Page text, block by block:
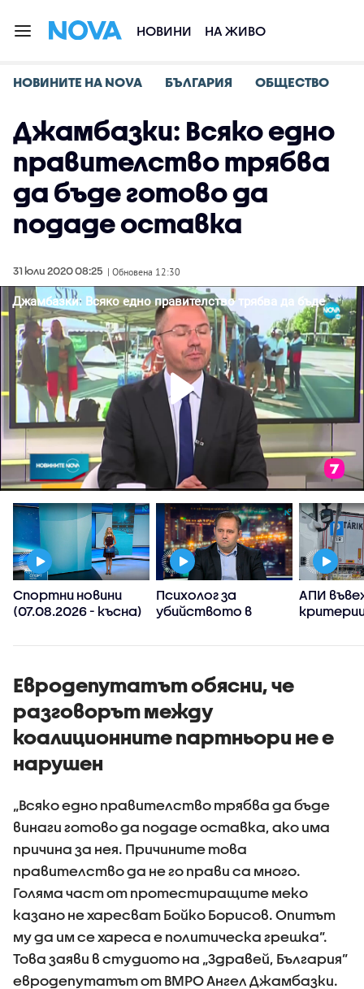
НОВИНИ НА ЖИВО
НОВИНИТЕ НА NOVA БЪЛГАРИЯ ОБЩЕСТВО
Джамбазки: Всяко едно
правителство трябва
да бъде готово да
подаде оставка
31 юли 2020 08:25 | Обновена 12:30
Спортни новини
(07.08.2026 - късна)
Психолог за
убийството в
Възрастните
примерите за
агресивно
поведение
АПИ
Евродепутатът обясни, че
разговорът между
коалиционните партньори не е
нарушен
„Всяко едно правителство трябва да бъде
винаги готово да подаде оставка, ако има
причина за нея. Причините това
правителство да не го прави са много.
Голяма част от протестиращите меко
казано не харесват Бойко Борисов. Oпитът
му да им се хареса е политическа грешка”.
Това заяви в студиото на „Здравей, България”
евродепутатът от ВМРО Ангел Джамбазки.